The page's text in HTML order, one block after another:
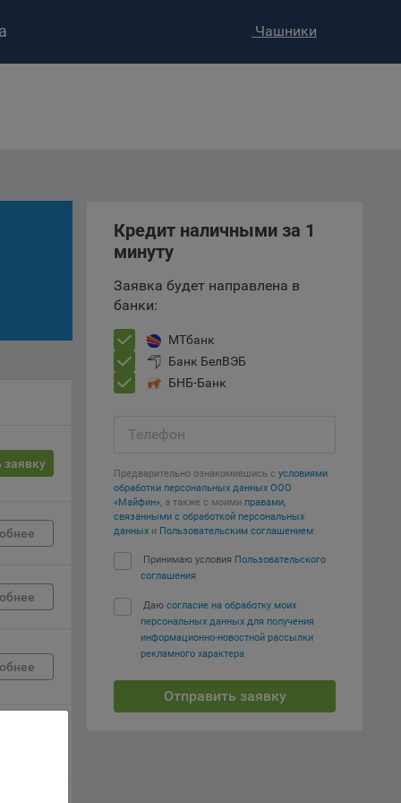
Чашники
заявку
Кредит наличными за 1
минуту
Заявка будет направлена в
банки:
МТбанк
Банк БелВЭБ
БНБ-Банк
Телефон
Предварительно ознакомившись с условиями
обработки персональных данных ООО
«Майфин», а также с моими правами,
связанными с обработкой персональных
данных и Пользовательским соглашением:
Принимаю условия Пользовательского
соглашения
Даю согласие на обработку моих
персональных данных для получения
информационно-новостной рассылки
рекламного характера
Отправить заявку